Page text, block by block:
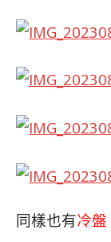
同樣也有冷